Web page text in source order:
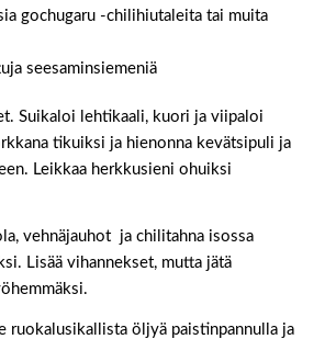
gochugaru -chilihiutaleita tai muita
seesaminsiemeniä
Suikaloi lehtikaali, kuori ja viipaloi
tikuiksi ja hienonna kevätsipuli ja
Leikkaa herkkusieni ohuiksi
vehnäjauhot ja chilitahna isossa
Lisää vihannekset, mutta jätä
ruokalusikallista öljyä paistinpannulla ja